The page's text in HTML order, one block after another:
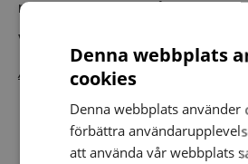
medlemmarna i Umeåföreningen
Vi ser fram emot en kul och
Anmäl er senast 31 maj.
Läs detaljerad
Denna webbplats
cookies
Denna webbplats använder
förbättra
att använda vår webbplats